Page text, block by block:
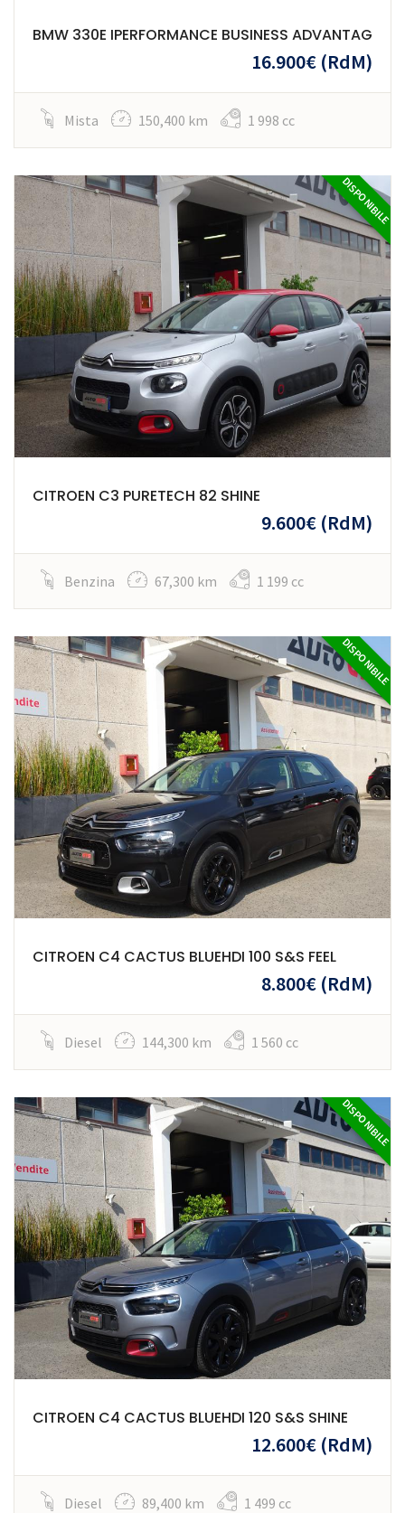
BMW 330E IPERFORMANCE BUSINESS ADVANTAG
16.900€ (RdM)
Mista 150,400 km 1 998 cc
DISPONIBILE
CITROEN C3 PURETECH 82 SHINE
9.600€ (RdM)
Benzina 67,300 km 1 199 cc
DISPONIBILE
CITROEN C4 CACTUS BLUEHDI 100 S&S FEEL
8.800€ (RdM)
Diesel 144,300 km 1 560 cc
DISPONIBILE
CITROEN C4 CACTUS BLUEHDI 120 S&S SHINE
12.600€ (RdM)
Diesel 89,400 km 1 499 cc